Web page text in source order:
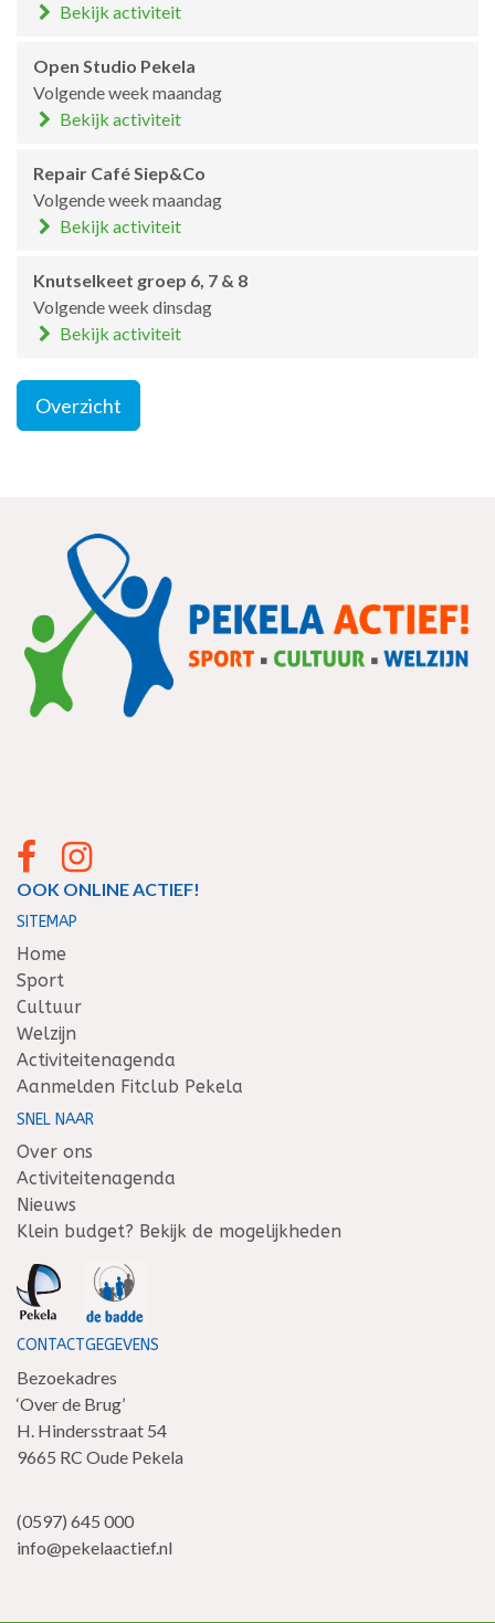
Bekijk activiteit
Open Studio Pekela
Volgende week maandag
Bekijk activiteit
Repair Café Siep&Co
Volgende week maandag
Bekijk activiteit
Knutselkeet groep 6, 7 & 8
Volgende week dinsdag
Bekijk activiteit
Overzicht
OOK ONLINE ACTIEF!
SITEMAP
Home
Sport
Cultuur
Welzijn
Activiteitenagenda
Aanmelden Fitclub Pekela
SNEL NAAR
Over ons
Activiteitenagenda
Nieuws
Klein budget? Bekijk de mogelijkheden
CONTACTGEGEVENS
Bezoekadres
‘Over de Brug’
H. Hindersstraat 54
9665 RC Oude Pekela
(0597) 645 000
info@pekelaactief.nl